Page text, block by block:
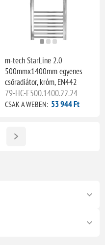
m-tech StarLine 2.0
500mmx1400mm egyenes
csőradiátor, króm, EN442
79-HC-E500.1400.22.24
CSAK A WEBEN: 53 944 Ft